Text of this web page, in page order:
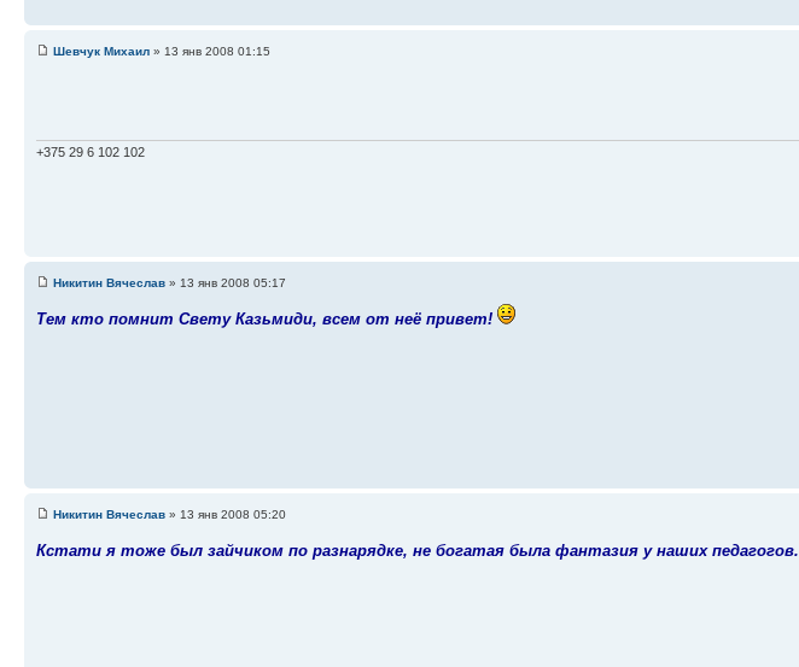
Шевчук Михаил » 13 янв 2008 01:15
+375 29 6 102 102
Никитин Вячеслав » 13 янв 2008 05:17
Тем кто помнит Свету Казьмиди, всем от неё привет!
Никитин Вячеслав » 13 янв 2008 05:20
Кстати я тоже был зайчиком по разнарядке, не богатая была фантазия у наших педагогов.